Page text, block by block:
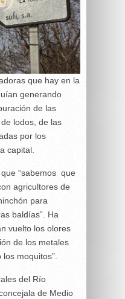
que hay en la
generando
de las
lodos, de las
por los
capital.
“sabemos que
agricultores de
para
baldías”. Ha
vuelto los olores
de los metales
moquitos”.
del Río
de Medio